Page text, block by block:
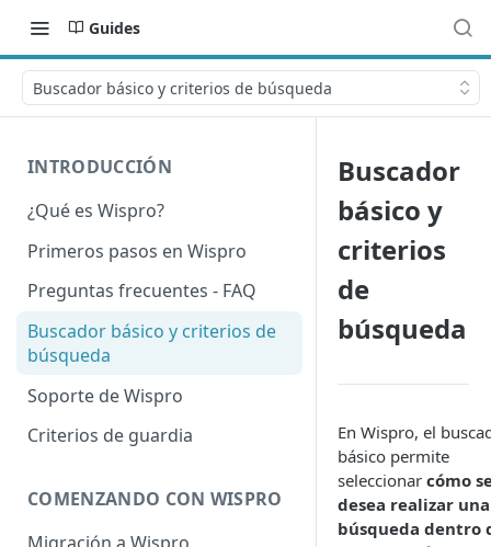
Guides
Buscador básico y criterios de búsqueda
INTRODUCCIÓN
¿Qué es Wispro?
Primeros pasos en Wispro
Preguntas frecuentes - FAQ
Buscador básico y criterios de
búsqueda
Soporte de Wispro
Criterios de guardia
COMENZANDO CON WISPRO
Buscador
básico y
criterios
de
búsqueda
En Wispro, el
básico permite
seleccionar cómo
desea realizar una
búsqueda dentro